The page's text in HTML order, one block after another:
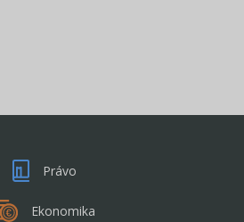
Právo
Ekonomika